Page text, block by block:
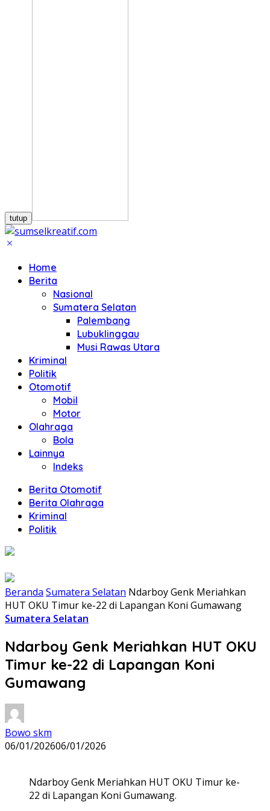
tutup
Home
Berita
Nasional
Sumatera Selatan
Palembang
Lubuklinggau
Musi Rawas Utara
Kriminal
Politik
Otomotif
Mobil
Motor
Olahraga
Bola
Lainnya
Indeks
Berita Otomotif
Berita Olahraga
Kriminal
Politik
Beranda Sumatera Selatan Ndarboy Genk Meriahkan
HUT OKU Timur ke-22 di Lapangan Koni Gumawang
Sumatera Selatan
Ndarboy Genk Meriahkan HUT OKU
Timur ke-22 di Lapangan Koni
Gumawang
Bowo skm
06/01/202606/01/2026
Ndarboy Genk Meriahkan HUT OKU Timur ke-
22 di Lapangan Koni Gumawang.